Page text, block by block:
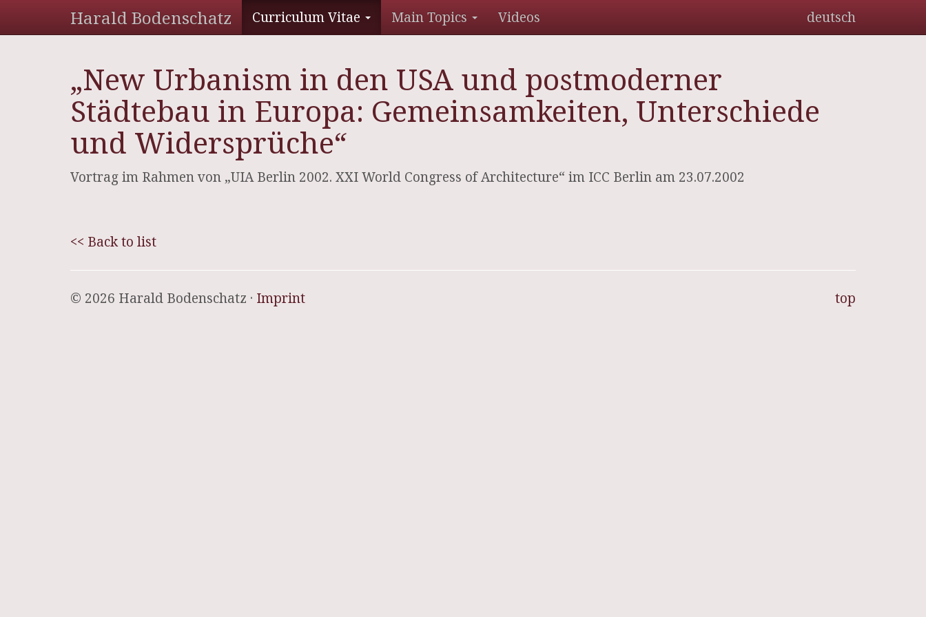
Harald Bodenschatz Curriculum Vitae Main Topics Videos deutsch
„New Urbanism in den USA und postmoderner
Städtebau in Europa: Gemeinsamkeiten, Unterschiede
und Widersprüche“
Vortrag im Rahmen von „UIA Berlin 2002. XXI World Congress of Architecture“ im ICC Berlin am 23.07.2002
<< Back to list
top
© 2026 Harald Bodenschatz · Imprint